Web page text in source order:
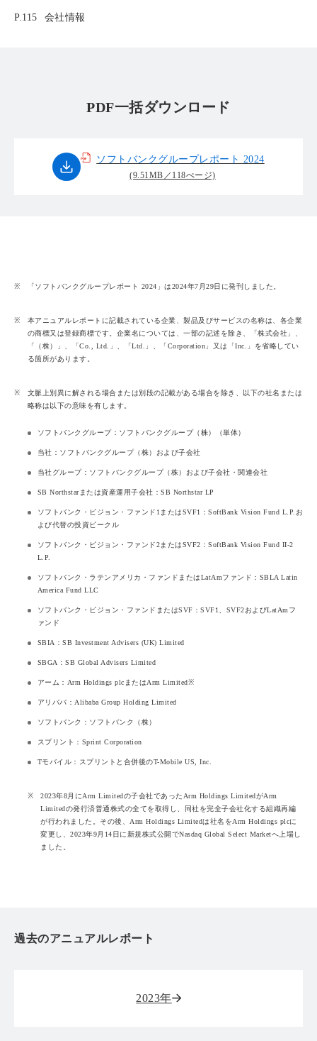
P.115 会社情報
PDF一括ダウンロード
ソフトバンクグループレポート 2024
(9.51MB／118ぺージ)
※ 「ソフトバンクグループレポート 2024」は2024年7月29日に発刊しました。
※
本アニュアルレポートに記載されている企業、製品及びサービスの名称は、各企業
の商標又は登録商標です。企業名については、一部の記述を除き、「株式会社」、
「（株）」、「Co., Ltd.」、「Ltd.」、「Corporation」又は「Inc.」を省略してい
る箇所があります。
※
文脈上別異に解される場合または別段の記載がある場合を除き、以下の社名または
略称は以下の意味を有します。
ソフトバンクグループ：ソフトバンクグループ（株）（単体）
当社：ソフトバンクグループ（株）および子会社
当社グループ：ソフトバンクグループ（株）および子会社・関連会社
SB Northstarまたは資産運用子会社：SB Northstar LP
ソフトバンク・ビジョン・ファンド1またはSVF1：SoftBank Vision Fund L.P.お
よび代替の投資ビークル
ソフトバンク・ビジョン・ファンド2またはSVF2：SoftBank Vision Fund II-2
L.P.
ソフトバンク・ラテンアメリカ・ファンドまたはLatAmファンド：SBLA Latin
America Fund LLC
ソフトバンク・ビジョン・ファンドまたはSVF：SVF1、SVF2およびLatAmフ
ァンド
SBIA：SB Investment Advisers (UK) Limited
SBGA：SB Global Advisers Limited
アーム：Arm Holdings plcまたはArm Limited※
アリババ：Alibaba Group Holding Limited
ソフトバンク：ソフトバンク（株）
スプリント：Sprint Corporation
Tモバイル：スプリントと合併後のT-Mobile US, Inc.
※
2023年8月にArm Limitedの子会社であったArm Holdings LimitedがArm
Limitedの発行済普通株式の全てを取得し、同社を完全子会社化する組織再編
が行われました。その後、Arm Holdings Limitedは社名をArm Holdings plcに
変更し、2023年9月14日に新規株式公開でNasdaq Global Select Marketへ上場し
ました。
過去のアニュアルレポート
2023年